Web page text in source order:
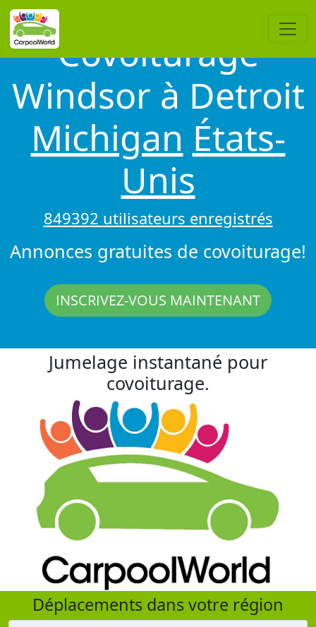
Covoiturage
Windsor à Detroit
Michigan États-
Unis
849392 utilisateurs enregistrés
Annonces gratuites de covoiturage!
INSCRIVEZ-VOUS MAINTENANT
Jumelage instantané pour
covoiturage.
Déplacements dans votre région